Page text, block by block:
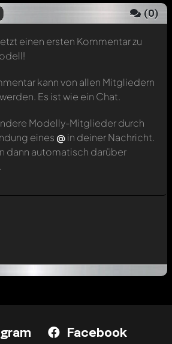
(0)
einen ersten Kommentar zu
kann von allen Mitgliedern
Es ist wie ein Chat.
Modelly-Mitglieder durch
eines @in deiner Nachricht.
dann automatisch darüber
Facebook